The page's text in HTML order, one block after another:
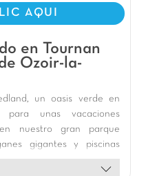
AQUI
en Tournan
Ozoir-la-
un oasis verde en
unas vacaciones
en nuestro gran parque
gigantes y piscinas
niños adorarán el parque